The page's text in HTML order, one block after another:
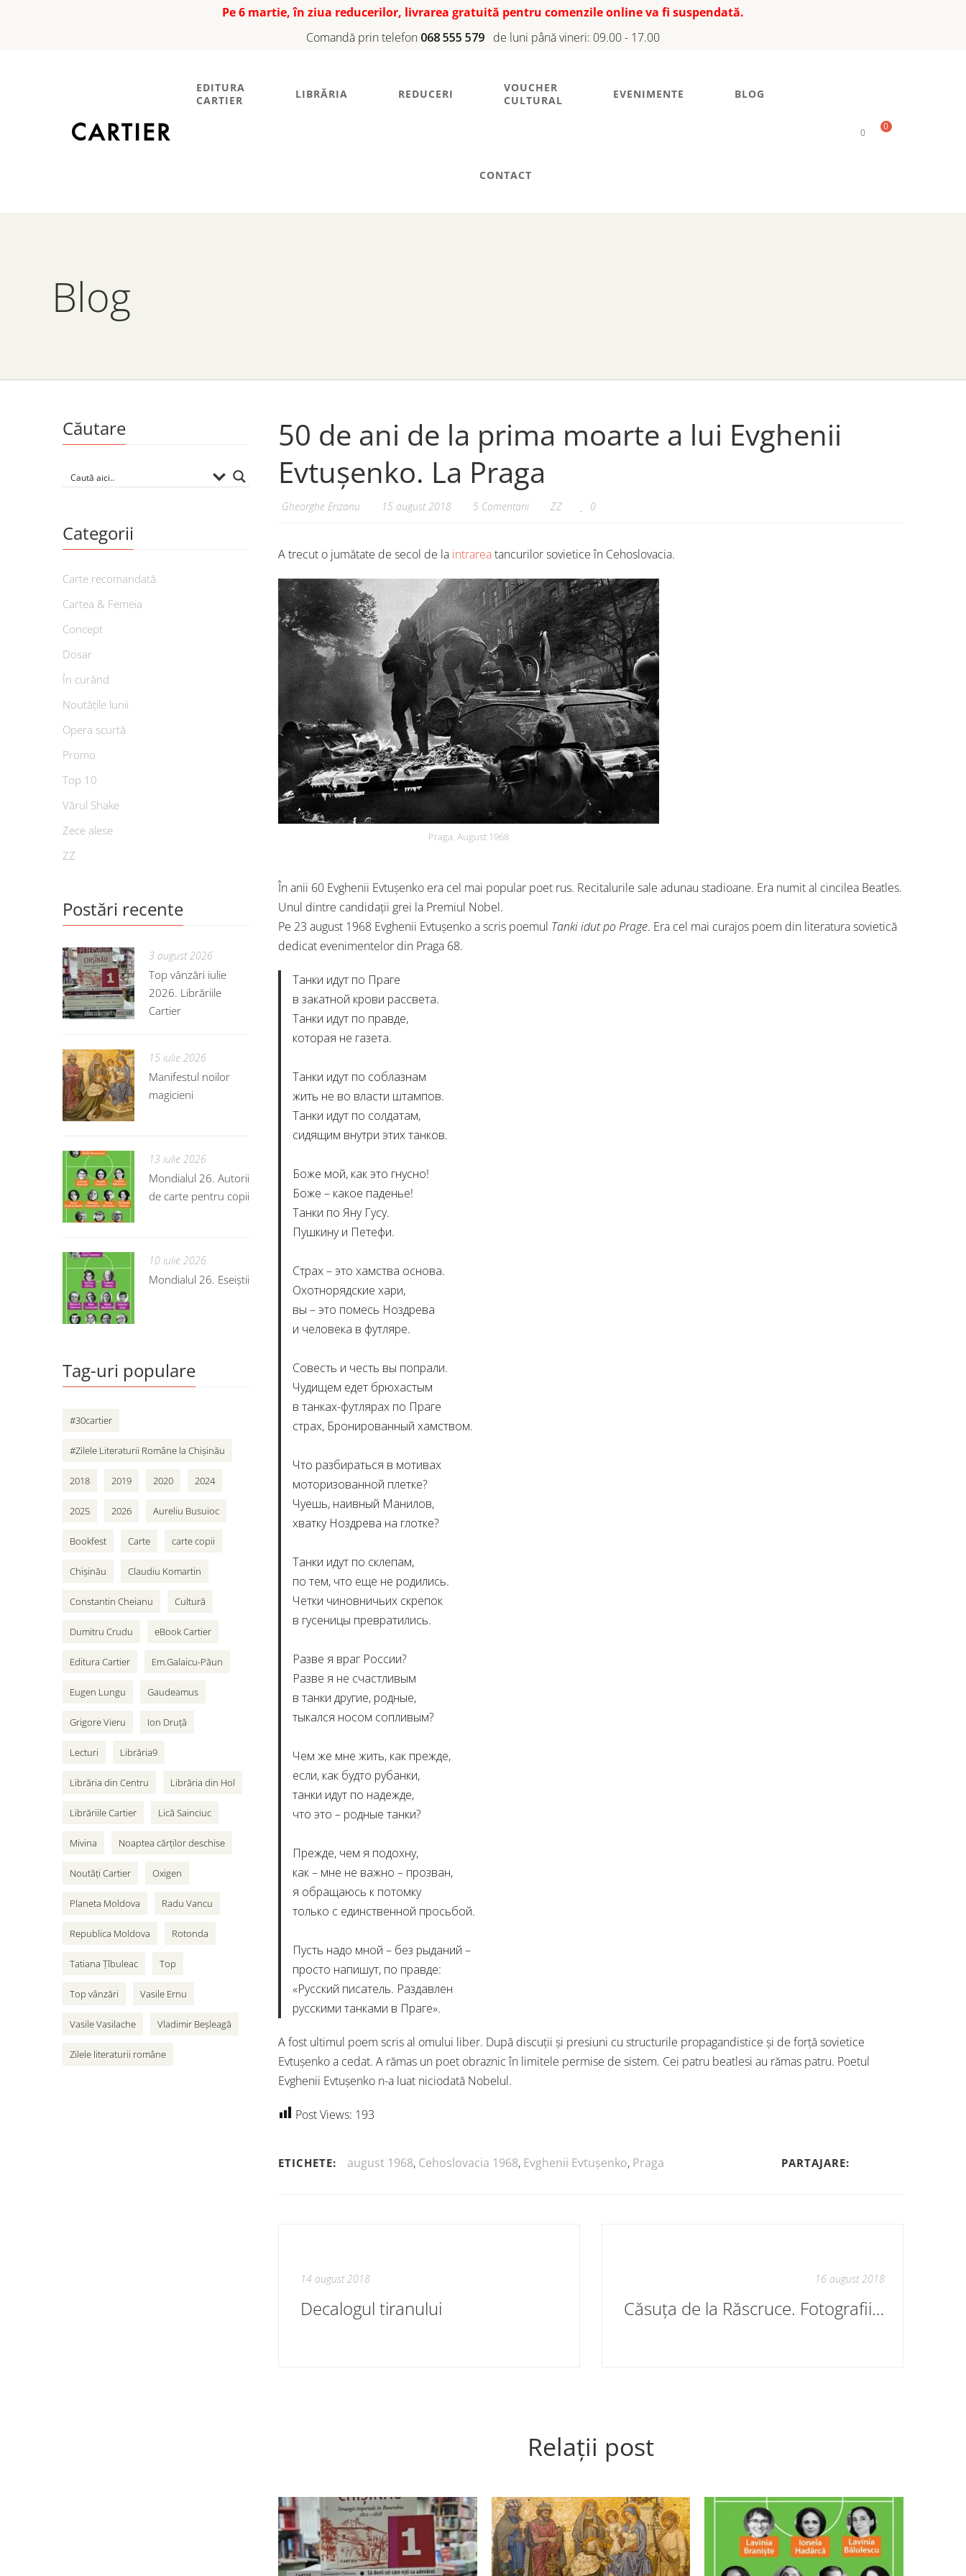
Pe 6 martie, în ziua reducerilor, livrarea gratuită pentru comenzile online va fi suspendată.
Comandă prin telefon 068 555 579 de luni până vineri: 09.00 - 17.00
EDITURA
CARTIER
LIBRĂRIA REDUCERI
VOUCHER
CULTURAL
EVENIMENTE BLOG
CONTACT
0
0
Blog
50 de ani de la prima moarte a lui Evghenii
Evtușenko. La Praga
Gheorghe Erizanu 15 august 2018 5 Comentarii ZZ 0
A trecut o jumătate de secol de la intrareatancurilor sovietice în Cehoslovacia.
Praga. August 1968
În anii 60 Evghenii Evtușenko era cel mai popular poet rus. Recitalurile sale adunau stadioane. Era numit al cincilea Beatles.
Unul dintre candidații grei la Premiul Nobel.
Pe 23 august 1968 Evghenii Evtușenko a scris poemul Tanki idut po Prage. Era cel mai curajos poem din literatura sovietică
dedicat evenimentelor din Praga 68.
Танки идут по Праге
в закатной крови рассвета.
Танки идут по правде,
которая не газета.
Танки идут по соблазнам
жить не во власти штампов.
Танки идут по солдатам,
сидящим внутри этих танков.
Боже мой, как это гнусно!
Боже – какое паденье!
Танки по Яну Гусу.
Пушкину и Петефи.
Страх – это хамства основа.
Охотнорядские хари,
вы – это помесь Ноздрева
и человека в футляре.
Совесть и честь вы попрали.
Чудищем едет брюхастым
в танках-футлярах по Праге
страх, Бронированный хамством.
Что разбираться в мотивах
моторизованной плетке?
Чуешь, наивный Манилов,
хватку Ноздрева на глотке?
Танки идут по склепам,
по тем, что еще не родились.
Четки чиновничьих скрепок
в гусеницы превратились.
Разве я враг России?
Разве я не счастливым
в танки другие, родные,
тыкался носом сопливым?
Чем же мне жить, как прежде,
если, как будто рубанки,
танки идут по надежде,
что это – родные танки?
Прежде, чем я подохну,
как – мне не важно – прозван,
я обращаюсь к потомку
только с единственной просьбой.
Пусть надо мной – без рыданий –
просто напишут, по правде:
«Русский писатель. Раздавлен
русскими танками в Праге».
A fost ultimul poem scris al omului liber. După discuții și presiuni cu structurile propagandistice și de forță sovietice
Evtușenko a cedat. A rămas un poet obraznic în limitele permise de sistem. Cei patru beatlesi au rămas patru. Poetul
Evghenii Evtușenko n-a luat niciodată Nobelul.
Post Views: 193
ETICHETE: august 1968, Cehoslovacia 1968, Evghenii Evtușenko, Praga PARTAJARE:
14 august 2018
Decalogul tiranului
16 august 2018
Căsuța de la Răscruce. Fotografii. Zece alese
Relații post
Căutare
Categorii
Carte recomandată
Cartea & Femeia
Concept
Dosar
În curând
Noutățile lunii
Opera scurtă
Promo
Top 10
Vărul Shake
Zece alese
ZZ
Postări recente
3 august 2026
Top vânzări iulie
2026. Librăriile
Cartier
15 iulie 2026
Manifestul noilor
magicieni
13 iulie 2026
Mondialul 26. Autorii
de carte pentru copii
10 iulie 2026
Mondialul 26. Eseiștii
Tag-uri populare
#30cartier
#Zilele Literaturii Române la Chișinău
2018 2019 2020 2024
2025 2026 Aureliu Busuioc
Bookfest Carte carte copii
Chișinău Claudiu Komartin
Constantin Cheianu Cultură
Dumitru Crudu eBook Cartier
Editura Cartier Em.Galaicu-Păun
Eugen Lungu Gaudeamus
Grigore Vieru Ion Druță
Lecturi Librăria9
Librăria din Centru Librăria din Hol
Librăriile Cartier Lică Sainciuc
Mivina Noaptea cărților deschise
Noutăți Cartier Oxigen
Planeta Moldova Radu Vancu
Republica Moldova Rotonda
Tatiana Țîbuleac Top
Top vânzări Vasile Ernu
Vasile Vasilache Vladimir Beșleagă
Zilele literaturii române